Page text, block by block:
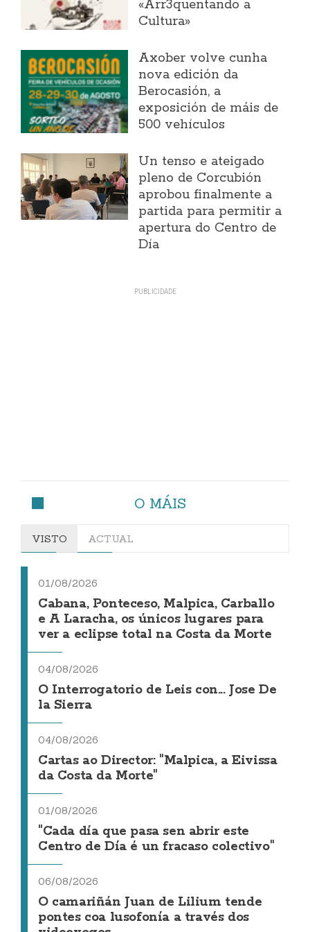
«Arr3quentando a
Cultura»
Axober volve cunha
nova edición da
Berocasión, a
exposición de máis de
500 vehículos
Un tenso e ateigado
pleno de Corcubión
aprobou finalmente a
partida para permitir a
apertura do Centro de
Día
O MÁIS
VISTO ACTUAL
01/08/2026
Cabana, Ponteceso, Malpica, Carballo
e A Laracha, os únicos lugares para
ver a eclipse total na Costa da Morte
04/08/2026
O Interrogatorio de Leis con... Jose De
la Sierra
04/08/2026
Cartas ao Director: "Malpica, a Eivissa
da Costa da Morte"
01/08/2026
"Cada día que pasa sen abrir este
Centro de Día é un fracaso colectivo"
06/08/2026
O camariñán Juan de Lilium tende
pontes coa lusofonía a través dos